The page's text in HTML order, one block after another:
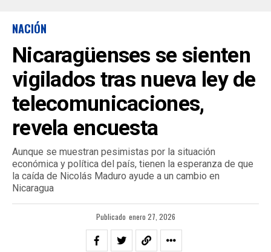
NACIÓN
Nicaragüenses se sienten
vigilados tras nueva ley de
telecomunicaciones,
revela encuesta
Aunque se muestran pesimistas por la situación
económica y política del país, tienen la esperanza de que
la caída de Nicolás Maduro ayude a un cambio en
Nicaragua
Publicado enero 27, 2026